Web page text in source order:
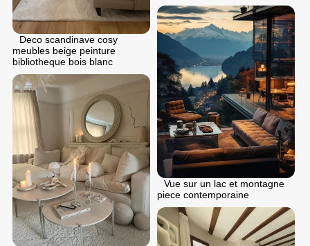
Deco scandinave cosy
meubles beige peinture
bibliotheque bois blanc
Vue sur un lac et montagne
piece contemporaine